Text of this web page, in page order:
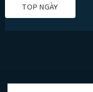
TOP NGÀY